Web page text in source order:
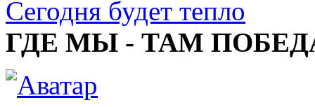
Сегодня будет тепло
ГДЕ МЫ - ТАМ